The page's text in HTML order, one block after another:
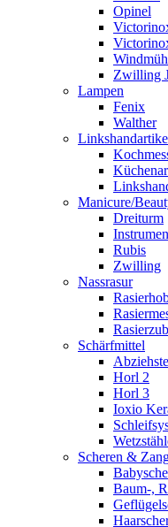
Opinel
Zwilling
Lampen
Fenix
Walther
Manicure/
Dreiturm
Rubis
Zwilling
Nassrasur
Schärfmittel
Horl 2
Horl 3
Ioxio
Scheren &
Baum-,